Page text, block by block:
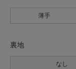
薄手
裏地
なし